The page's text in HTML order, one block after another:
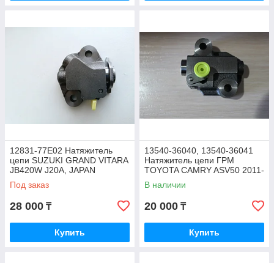
12831-77E02 Натяжитель
цепи SUZUKI GRAND VITARA
JB420W J20A, JAPAN
Под заказ
28 000 ₸
Купить
13540-36040, 13540-36041
Натяжитель цепи ГРМ
TOYOTA CAMRY ASV50 2011-
2018, HIGHLANDER ASU40,
RAV-4 ASA44, JAPAN
В наличии
20 000 ₸
Купить